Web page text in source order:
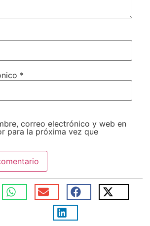
*
correo electrónico y web en
para la próxima vez que